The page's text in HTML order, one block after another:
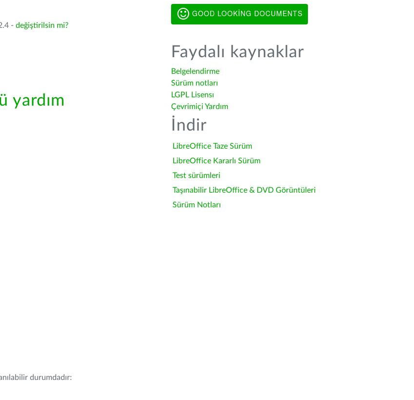
- değiştirilsin mi?
yardım
durumdadır:
GOOD LOOKING DOCUMENTS
Faydalı kaynaklar
Belgelendirme
Sürüm notları
LGPL Lisensı
Çevrimiçi Yardım
İndir
LibreOffice Taze Sürüm
LibreOffice Kararlı Sürüm
Test sürümleri
Taşınabilir LibreOffice & DVD Görüntüleri
Sürüm Notları